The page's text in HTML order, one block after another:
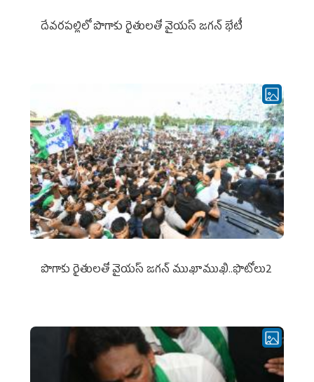
దేవరపల్లిలో పొగాకు రైతులతో వైయస్ జగన్ భేటీ
పొగాకు రైతుల‌తో వైయ‌స్ జ‌గ‌న్ ముఖాముఖి..ఫొటోలు2